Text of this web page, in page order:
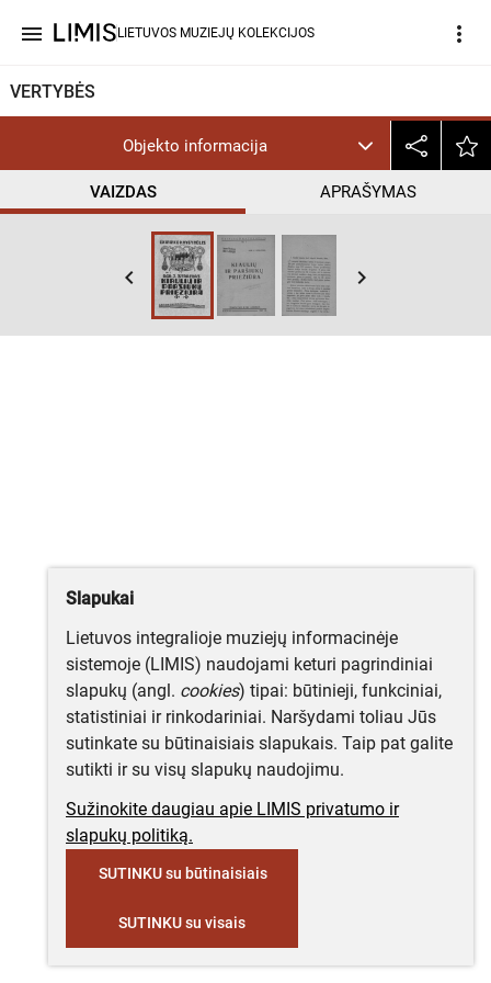
menu LIETUVOS MUZIEJŲ KOLEKCIJOS more_vert
VERTYBĖS
Objekto informacija
VAIZDAS APRAŠYMAS
keyboard_arrow_left keyboard_arrow_right
Slapukai
Lietuvos integralioje muziejų informacinėje
sistemoje (LIMIS) naudojami keturi pagrindiniai
slapukų (angl. cookies) tipai: būtinieji, funkciniai,
statistiniai ir rinkodariniai. Naršydami toliau Jūs
sutinkate su būtinaisiais slapukais. Taip pat galite
sutikti ir su visų slapukų naudojimu.
Sužinokite daugiau apie LIMIS privatumo ir
slapukų politiką.
SUTINKU su būtinaisiais
SUTINKU su visais